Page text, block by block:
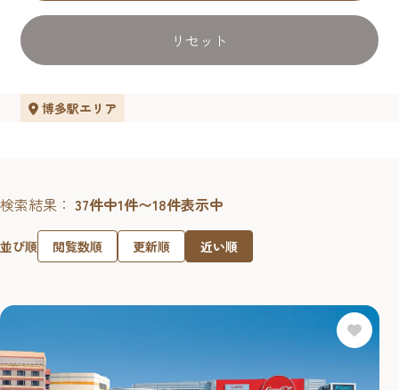
リセット
博多駅エリア
検索結果： 37件中1件〜18件表示中
並び順 閲覧数順 更新順 近い順